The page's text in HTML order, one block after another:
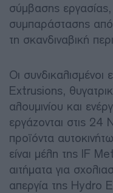
σύμβασης
συμπαράστασης
τη σκανδιναβική
Οι
Extrusions,
αλουμινίου και
εργάζονται στις 24
προϊόντα
είναι μέλη της IF
αιτήματα για
απεργία της Hydro